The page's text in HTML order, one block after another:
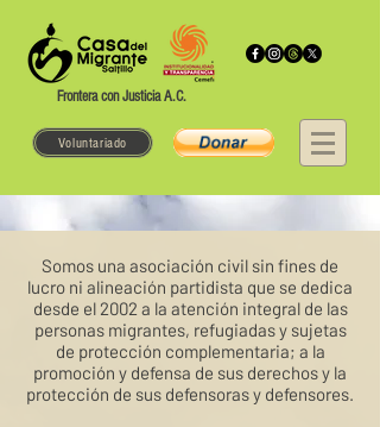
Frontera con Justicia A.C.
Voluntariado
Somos una asociación civil sin fines de
lucro ni alineación partidista que se dedica
desde el 2002 a la atención integral de las
personas migrantes, refugiadas y sujetas
de protección complementaria; a la
promoción y defensa de sus derechos y la
protección de sus defensoras y defensores.